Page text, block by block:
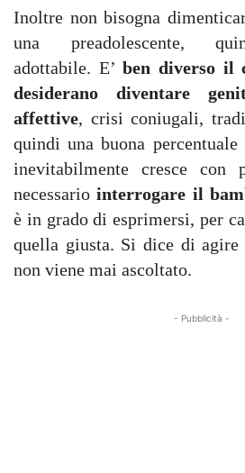
Inoltre non bisogna
una preadolescente,
adottabile. E’ben diverso il
desiderano diventare
affettive, crisi coniugali,
quindi una buona
inevitabilmente cresce con
necessariointerrogare il
è in grado di esprimersi, per
quella giusta. Si dice di
non viene mai ascoltato.
- Pubblicità -